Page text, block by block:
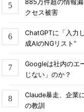
885万件超の情報
クセス被害
ChatGPTに「入力
成AIのNGリスト”
Googleは社内のエ
じない」のか？
Claude暴走、企業
の教訓